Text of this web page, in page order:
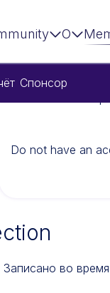
О
Спонсор
Do not have an
во